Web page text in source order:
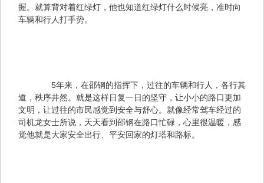
握。就算背对着红绿灯，他也知道红绿灯什么时候亮，准时向
车辆和行人打手势。
5年来，在邵钢的指挥下，过往的车辆和行人，各行其
道，秩序井然。就是这样日复一日的坚守，让小小的路口更加
文明，让过往的市民感觉到安全与舒心。就像经常驾车经过的
司机龙女士所说，天天看到邵钢在路口忙碌，心里很温暖，感
觉他就是大家安全出行、平安回家的灯塔和路标。